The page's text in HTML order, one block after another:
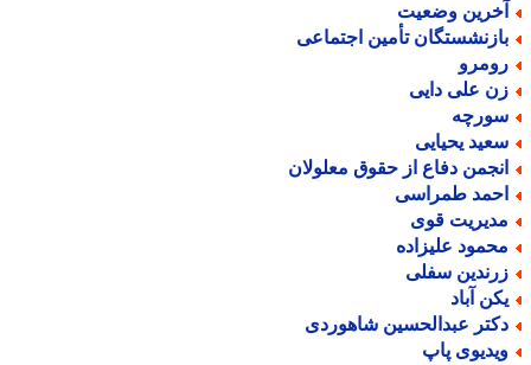
وضعیت
تأمین اجتماعی
علی دایی
یحیایی
دفاع از حقوق معلولان
طمراسی
قوی
علیزاده
سفلی
آباد
عبدالحسین شاهوردی
پاپ